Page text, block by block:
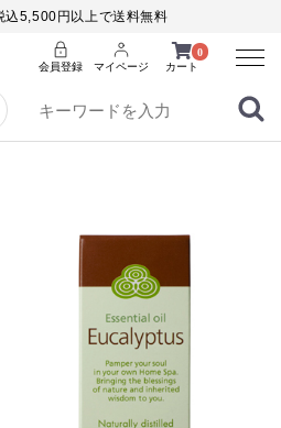
込5,500円以上で送料無料
0
カート
会員登録 マイページ
Menu